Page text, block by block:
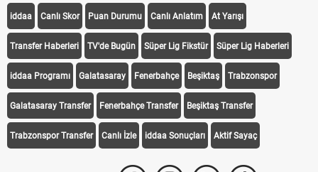
iddaa Canlı Skor Puan Durumu Canlı Anlatım At Yarışı
Transfer Haberleri TV'de Bugün Süper Lig Fikstür Süper Lig Haberleri
iddaa Programı Galatasaray Fenerbahçe Beşiktaş Trabzonspor
Galatasaray Transfer Fenerbahçe Transfer Beşiktaş Transfer
Trabzonspor Transfer Canlı İzle iddaa Sonuçları Aktif Sayaç